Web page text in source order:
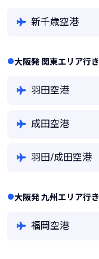
新千歳空港
大阪発 関東エリア行き
羽田空港
成田空港
羽田/成田空港
大阪発 九州エリア行き
福岡空港